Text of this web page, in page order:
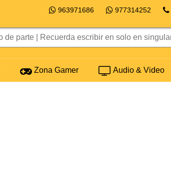
963971686 977314252
Zona Gamer Audio & Video